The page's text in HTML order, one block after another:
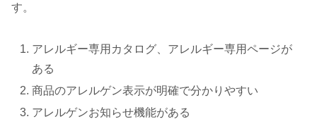
す。
アレルギー専用カタログ、アレルギー専用ページが
ある
商品のアレルゲン表示が明確で分かりやすい
アレルゲンお知らせ機能がある